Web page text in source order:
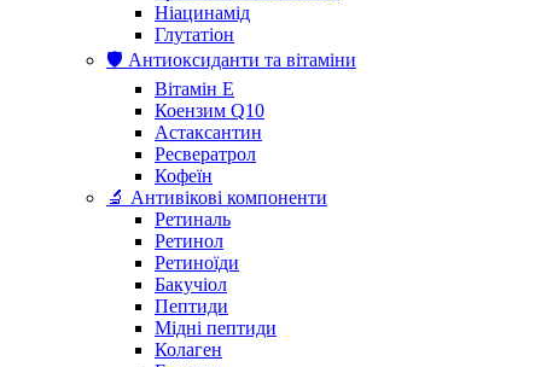
Ніацинамід
Глутатіон
🛡️ Антиоксиданти та вітаміни
Вітамін Е
Коензим Q10
Астаксантин
Ресвератрол
Кофеїн
🔬 Антивікові компоненти
Ретиналь
Ретинол
Ретиноїди
Бакучіол
Пептиди
Мідні пептиди
Колаген